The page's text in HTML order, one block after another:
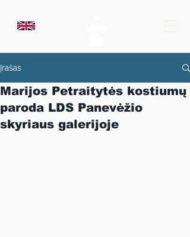
Įrašas
Marijos Petraitytės kostiumų
paroda LDS Panevėžio
skyriaus galerijoje